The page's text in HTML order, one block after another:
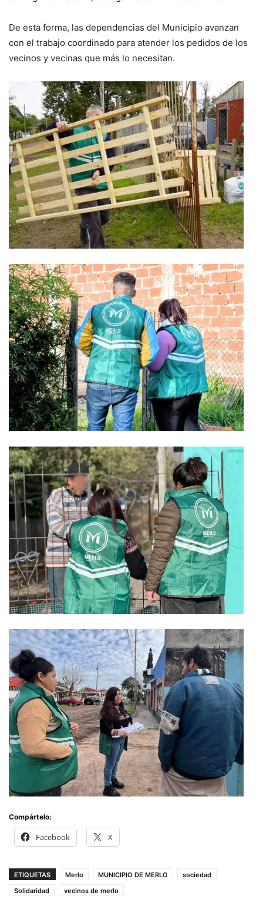
De esta forma, las dependencias del Municipio avanzan
con el trabajo coordinado para atender los pedidos de los
vecinos y vecinas que más lo necesitan.
Compártelo:
Facebook X
ETIQUETAS Merlo MUNICIPIO DE MERLO
sociedad
Solidaridad
vecinos de merlo